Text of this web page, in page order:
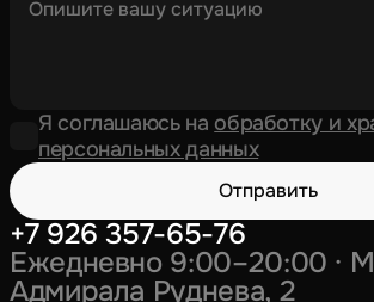
Я соглашаюсь на обработку и
персональных данных
Отправить
+7 926 357-65-76
Ежедневно 9:00–20:00 ·
Адмирала Руднева, 2